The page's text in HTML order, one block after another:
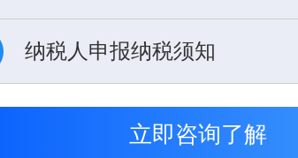
纳税人申报纳税须知
立即咨询了解